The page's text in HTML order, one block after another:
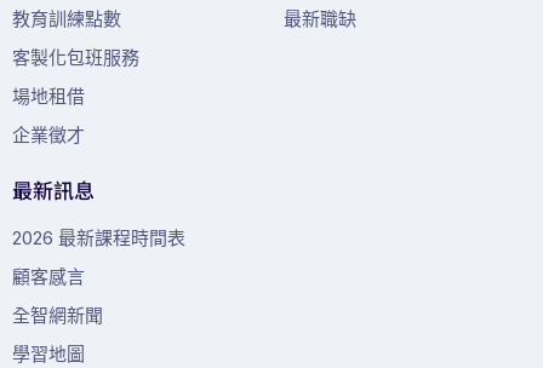
教育訓練點數
客製化包班服務
場地租借
企業徵才
最新職缺
最新訊息
2026 最新課程時間表
顧客感言
全智網新聞
學習地圖